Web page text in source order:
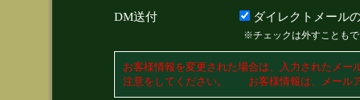
DM送付 ダイレクトメール
※チェックは外すことも
お客様情報を変更された場合は、入力されたメ
注意をしてください。 お客様情報は、メール